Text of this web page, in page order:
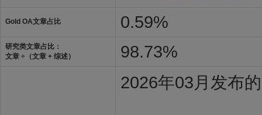
Gold OA文章占比 0.59%
研究类文章占比：
文章 ÷（文章 + 综述）
98.73%
2026年03月发布